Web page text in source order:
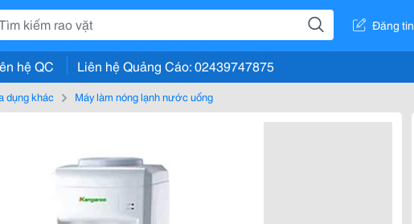
Đăng tin
hệ QC Liên hệ Quảng Cáo: 02439747875
dụng khác Máy làm nóng lạnh nước uống